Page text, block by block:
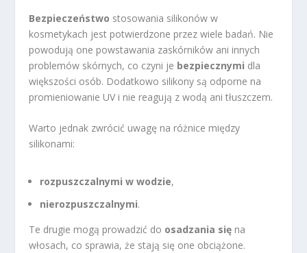
Bezpieczeństwo stosowania silikonów w
kosmetykach jest potwierdzone przez wiele badań. Nie
powodują one powstawania zaskórników ani innych
problemów skórnych, co czyni je bezpiecznymi dla
większości osób. Dodatkowo silikony są odporne na
promieniowanie UV i nie reagują z wodą ani tłuszczem.
Warto jednak zwrócić uwagę na różnice między
silikonami:
rozpuszczalnymi w wodzie,
nierozpuszczalnymi.
Te drugie mogą prowadzić do osadzania się na
włosach, co sprawia, że stają się one obciążone.